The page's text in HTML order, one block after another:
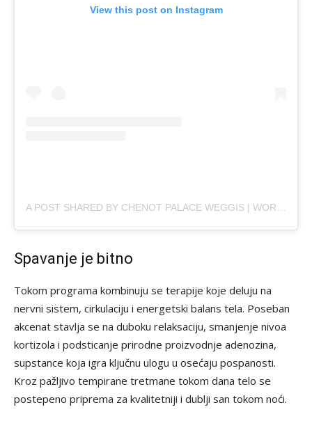
View this post on Instagram
A POST SHARED BY CHENOT PALACE WEGGIS | WORLD’S BEST DETOX RETREAT (@CHENOTPALACEWEGGIS)
Spavanje je bitno
Tokom programa kombinuju se terapije koje deluju na
nervni sistem, cirkulaciju i energetski balans tela. Poseban
akcenat stavlja se na duboku relaksaciju, smanjenje nivoa
kortizola i podsticanje prirodne proizvodnje adenozina,
supstance koja igra ključnu ulogu u osećaju pospanosti.
Kroz pažljivo tempirane tretmane tokom dana telo se
postepeno priprema za kvalitetniji i dublji san tokom noći.